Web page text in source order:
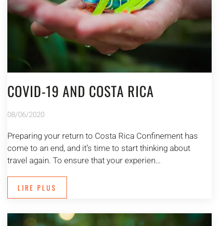
COVID-19 AND COSTA RICA
08/06/2020
Preparing your return to Costa Rica Confinement has
come to an end, and it’s time to start thinking about
travel again. To ensure that your experien…
LIRE PLUS